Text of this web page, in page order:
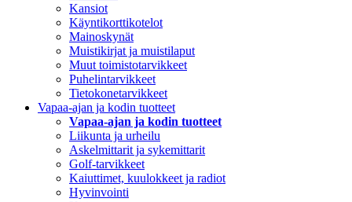
Kansiot
Käyntikorttikotelot
Mainoskynät
Muistikirjat ja muistilaput
Muut toimistotarvikkeet
Puhelintarvikkeet
Tietokonetarvikkeet
Vapaa-ajan ja kodin tuotteet
Vapaa-ajan ja kodin tuotteet
Liikunta ja urheilu
Askelmittarit ja sykemittarit
Golf-tarvikkeet
Kaiuttimet, kuulokkeet ja radiot
Hyvinvointi